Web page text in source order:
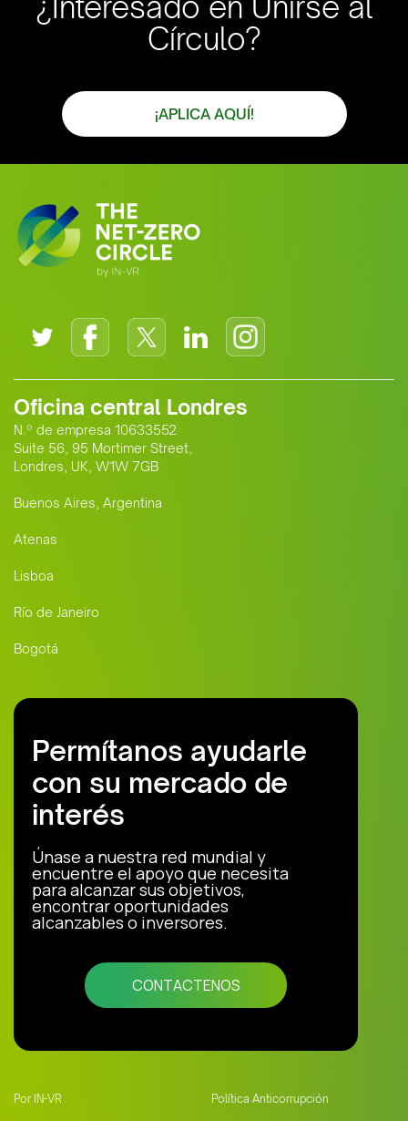
Círculo?
¡APLICA AQUÍ!
Oficina central Londres
N.º de empresa 10633552
Suite 56, 95 Mortimer Street,
Londres, UK, W1W 7GB
Buenos Aires, Argentina
Atenas
Lisboa
Río de Janeiro
Bogotá
Permítanos ayudarle
con su mercado de
interés
Únase a nuestra red mundial y
encuentre el apoyo que necesita
para alcanzar sus objetivos,
encontrar oportunidades
alcanzables o inversores.
CONTACTENOS
Por IN-VR Política Anticorrupción